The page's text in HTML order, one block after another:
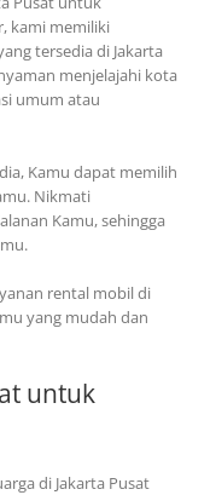
kami memiliki
tersedia di Jakarta
menjelajahi kota
umum atau
Kamu dapat memilih
Nikmati
Kamu, sehingga
rental mobil di
yang mudah dan
untuk
di Jakarta Pusat